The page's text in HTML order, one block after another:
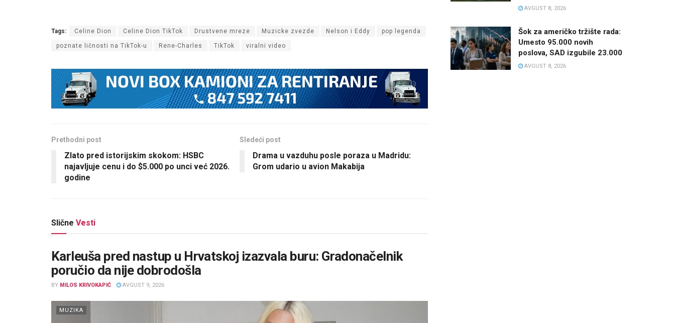
Tags: Celine Dion Celine Dion TikTok Drustvene mreze Muzicke zvezde Nelson i Eddy pop legenda
poznate ličnosti na TikTok-u Rene-Charles TikTok viralni video
Prethodni post
Zlato pred istorijskim skokom: HSBC
najavljuje cenu i do $5.000 po unci već 2026.
godine
Sledeći post
Drama u vazduhu posle poraza u Madridu:
Grom udario u avion Makabija
Slične Vesti
Karleuša pred nastup u Hrvatskoj izazvala buru: Gradonačelnik
poručio da nije dobrodošla
BY MILOS KRIVOKAPIĆ AVGUST 9, 2026
MUZIKA
AVGUST 8, 2026
Šok za američko tržište rada:
Umesto 95.000 novih
poslova, SAD izgubile 23.000
AVGUST 8, 2026